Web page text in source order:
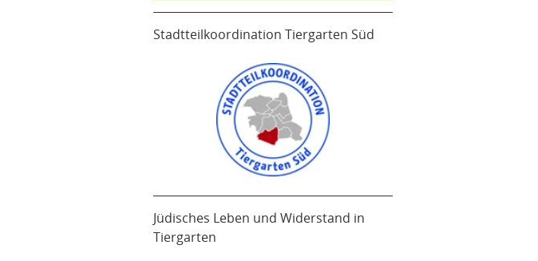
Stadtteilkoordination Tiergarten Süd
Jüdisches Leben und Widerstand in
Tiergarten